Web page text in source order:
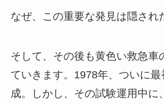
なぜ、この重要な発見は隠され
そして、その後も黄色い救急車
ていきます。1978年、ついに
成。しかし、その試験運用中に